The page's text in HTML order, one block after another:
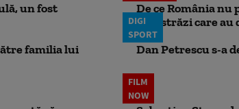
un fost
De ce România
autostrăzi care au
familia lui
DIGI
SPORT
Dan Petrescu s-a
FILM
NOW